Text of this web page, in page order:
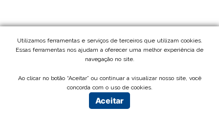
Utilizamos ferramentas e serviços de terceiros que utilizam cookies.
Essas ferramentas nos ajudam a oferecer uma melhor experiência de
navegação no site.
Ao clicar no botão “Aceitar” ou continuar a visualizar nosso site, você
concorda com o uso de cookies.
Aceitar